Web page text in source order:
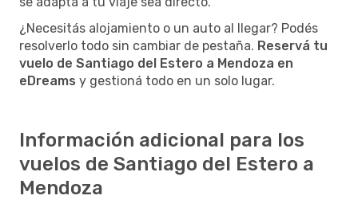
¿Necesitás alojamiento o un auto al llegar? Podés
resolverlo todo sin cambiar de pestaña. Reservá tu
vuelo de Santiago del Estero a Mendoza en
eDreams y gestioná todo en un solo lugar.
Información adicional para los
vuelos de Santiago del Estero a
Mendoza